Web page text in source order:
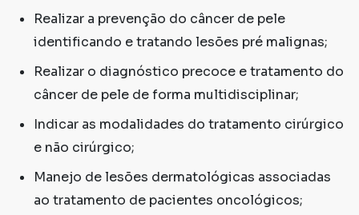
Realizar a prevenção do câncer de pele
identificando e tratando lesões pré malignas;
Realizar o diagnóstico precoce e tratamento do
câncer de pele de forma multidisciplinar;
Indicar as modalidades do tratamento cirúrgico
e não cirúrgico;
Manejo de lesões dermatológicas associadas
ao tratamento de pacientes oncológicos;